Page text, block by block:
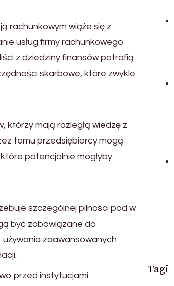
rachunkowym wiąże się z
usług firmy rachunkowego
z dziedziny finansów potrafią
skarbowe, które zwykle
którzy mają rozległą wiedzę z
temu przedsiębiorcy mogą
potencjalnie mogłyby
szczególnej pilności pod w
być zobowiązane do
zaawansowanych
przed instytucjami
Tagi